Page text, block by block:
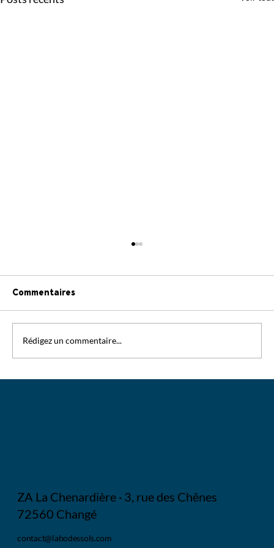
Commentaires
Rédigez un commentaire...
ZA La Chenardière · 3, rue des Chênes
72560 Changé
contact@labodessols.com